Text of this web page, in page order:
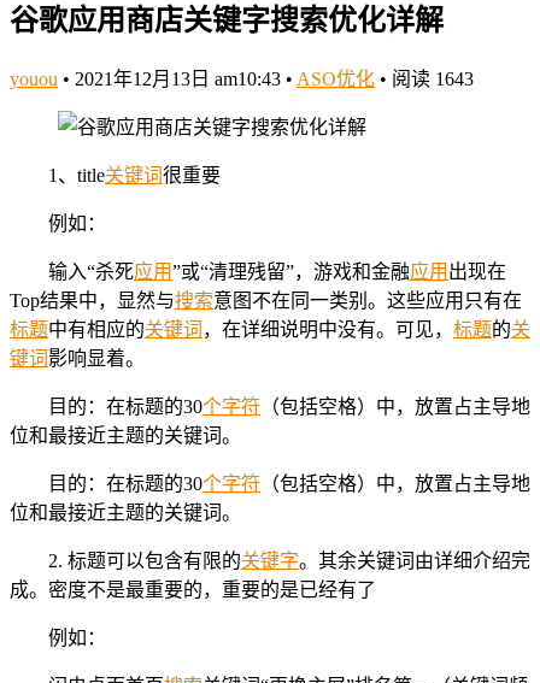
谷歌应用商店关键字搜索优化详解
youou • 2021年12月13日 am10:43 • ASO优化 • 阅读 1643
1、title关键词很重要
例如：
输入“杀死应用”或“清理残留”，游戏和金融应用 出现在
Top结果中，显然与搜索意图不在同一类别。这些应用只有在
标题中有相应的关键词 ，在详细说明中没有。可见， 标题的关
键词 影响显着。
目的：在标题的30个字符 （包括空格）中，放置占主导地
位和最接近主题的关键词。
目的：在标题的30个字符 （包括空格）中，放置占主导地
位和最接近主题的关键词。
2. 标题可以包含有限的关键字。其余关键词由详细介绍完
成。密度不是最重要的，重要的是已经有了
例如：